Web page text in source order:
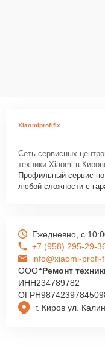
Xiaomiprofifix
Сеть сервисных
техники Xiaomi в
Профильный сервис
любой сложности с
г. Киров ул.
Ежедневно, с
+7 (958) 295-29-
info@xiaomi-profi-
ООО“Ремонт
ИНН234789782
ОГРН